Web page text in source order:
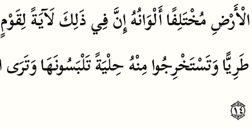
الْأَرْضِمُخْتَلِفًاأَلْوَانُهُإِنَّفِيذَلِكَلَآيَةًلِقَوْمٍ
طَرِيًّاوَتَسْتَخْرِجُوامِنْهُحِلْيَةًتَلْبَسُونَهَاوَتَرَى
۝١٤